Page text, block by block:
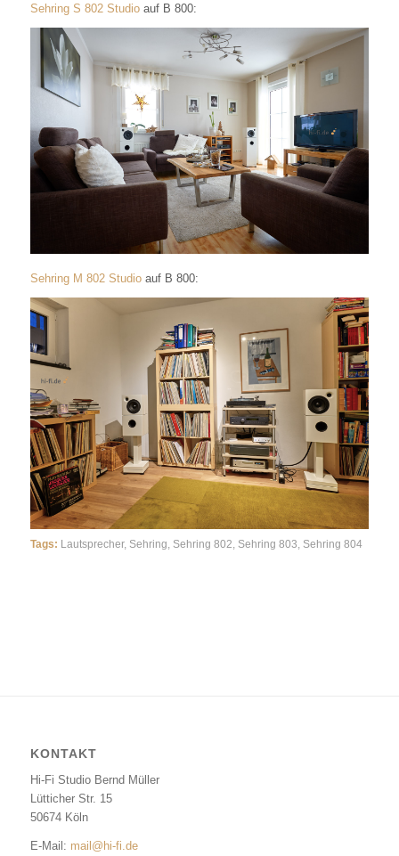
Sehring S 802 Studioauf B 800:
Sehring M 802 Studioauf B 800:
Tags: Lautsprecher, Sehring Sehring 802 Sehring 803 Sehring 804
KONTAKT
Hi-Fi Studio Bernd Müller
Lütticher Str. 15
50674 Köln
E-Mail: mail@hi-fi.de